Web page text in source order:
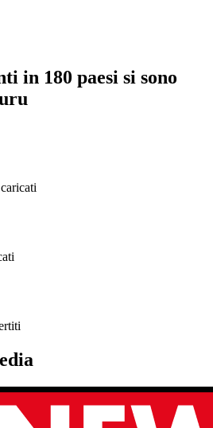
in 180 paesi si sono